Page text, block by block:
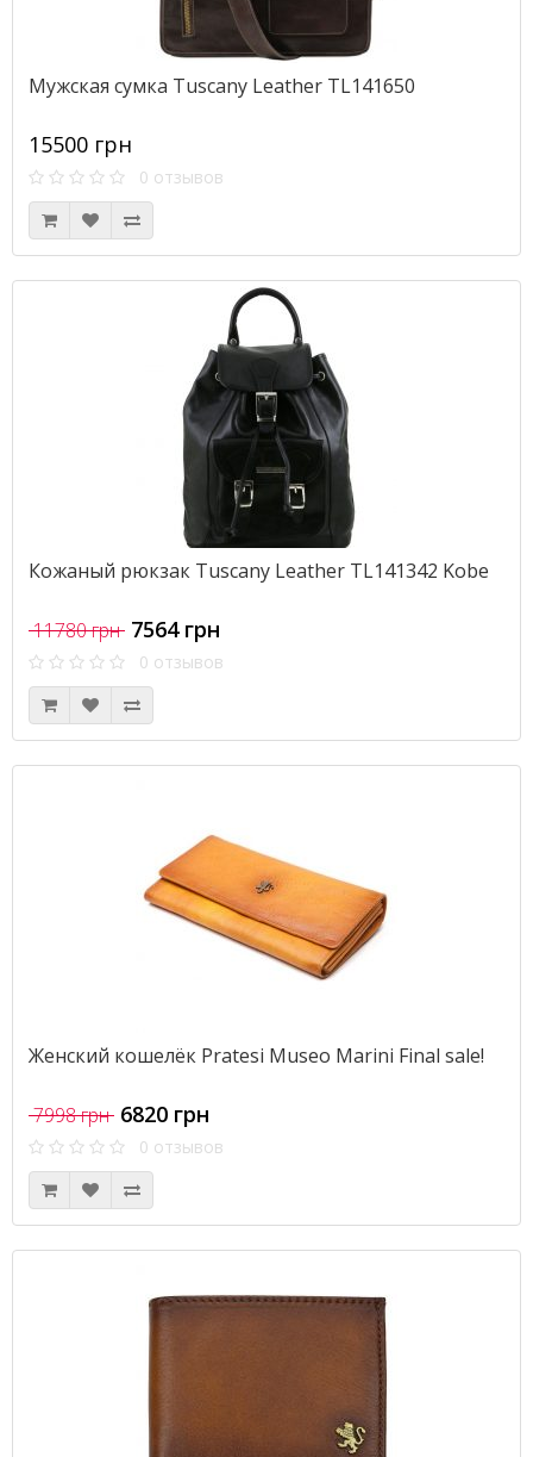
Мужская сумка Tuscany Leather TL141650
15500 грн
0 отзывов
Кожаный рюкзак Tuscany Leather TL141342 Kobe
11780 грн 7564 грн
0 отзывов
Женский кошелёк Pratesi Museo Marini Final sale!
7998 грн 6820 грн
0 отзывов